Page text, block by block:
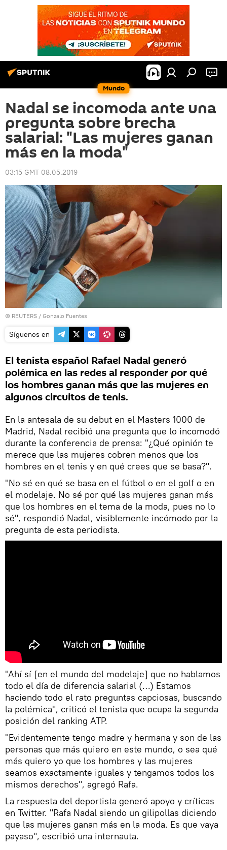
Mundo
Nadal se incomoda ante una
pregunta sobre brecha
salarial: "Las mujeres ganan
más en la moda"
03:15 GMT 08.05.2019
© REUTERS / Gonzalo Fuentes
Síguenos en
El tenista español Rafael Nadal generó
polémica en las redes al responder por qué
los hombres ganan más que las mujeres en
algunos circuitos de tenis.
En la antesala de su debut en el Masters 1000 de
Madrid, Nadal recibió una pregunta que lo incomodó
durante la conferencia de prensa: "¿Qué opinión te
merece que las mujeres cobren menos que los
hombres en el tenis y en qué crees que se basa?".
"No sé en qué se basa en el fútbol o en el golf o en
el modelaje. No sé por qué las mujeres ganan más
que los hombres en el tema de la moda, pues no lo
sé", respondió Nadal, visiblemente incómodo por la
pregunta de esta periodista.
"Ahí sí [en el mundo del modelaje] que no hablamos
todo el día de diferencia salarial (…) Estamos
haciendo todo el rato preguntas capciosas, buscando
la polémica", criticó el tenista que ocupa la segunda
posición del ranking ATP.
"Evidentemente tengo madre y hermana y son de las
personas que más quiero en este mundo, o sea qué
más quiero yo que los hombres y las mujeres
seamos exactamente iguales y tengamos todos los
mismos derechos", agregó Rafa.
La respuesta del deportista generó apoyo y críticas
en Twitter. "Rafa Nadal siendo un gilipollas diciendo
que las mujeres ganan más en la moda. Es que vaya
payaso", escribió una internauta.